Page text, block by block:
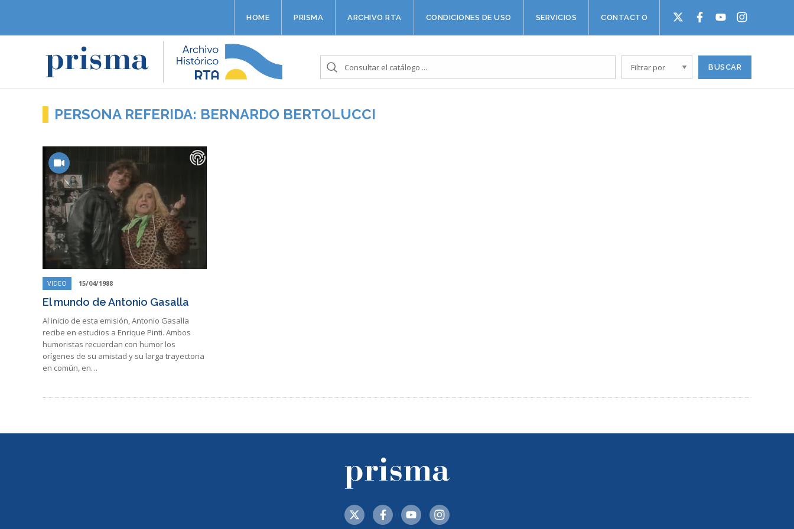
HOME PRISMA ARCHIVO RTA CONDICIONES DE USO SERVICIOS CONTACTO
PERSONA REFERIDA: BERNARDO BERTOLUCCI
VIDEO 15/04/1988
El mundo de Antonio Gasalla
Al inicio de esta emisión, Antonio Gasalla
recibe en estudios a Enrique Pinti. Ambos
humoristas recuerdan con humor los
orígenes de su amistad y su larga trayectoria
en común, en…